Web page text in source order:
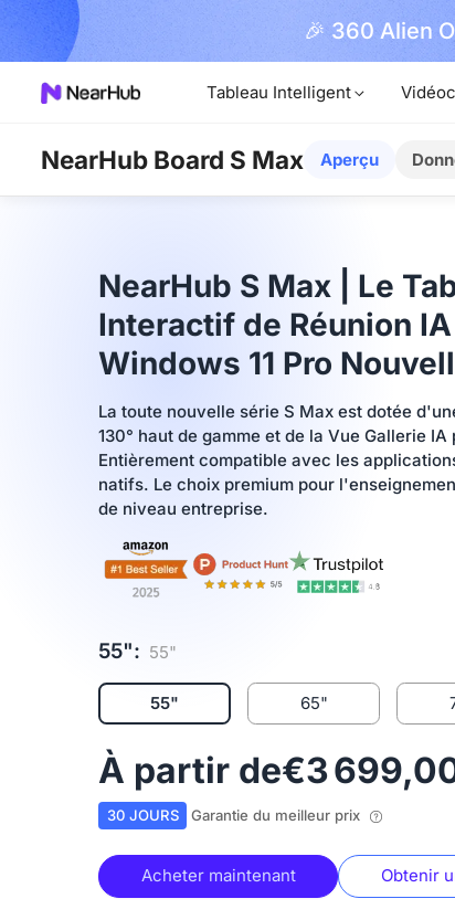
An 🎉 360 Alien
Tableau Intelligent
NearHub Board S Max Aperçu
NearHub S Max | Le
Interactif de Réunion
Windows 11 Pro
La toute nouvelle série S Max est dotée
130° haut de gamme et de la Vue Gallerie
Entièrement compatible avec les
natifs. Le choix premium pour
de niveau entreprise.
55": 55"
55" 65"
À partir de€3
30 JOURS Garantie du meilleur prix
Acheter maintenant Obtenir